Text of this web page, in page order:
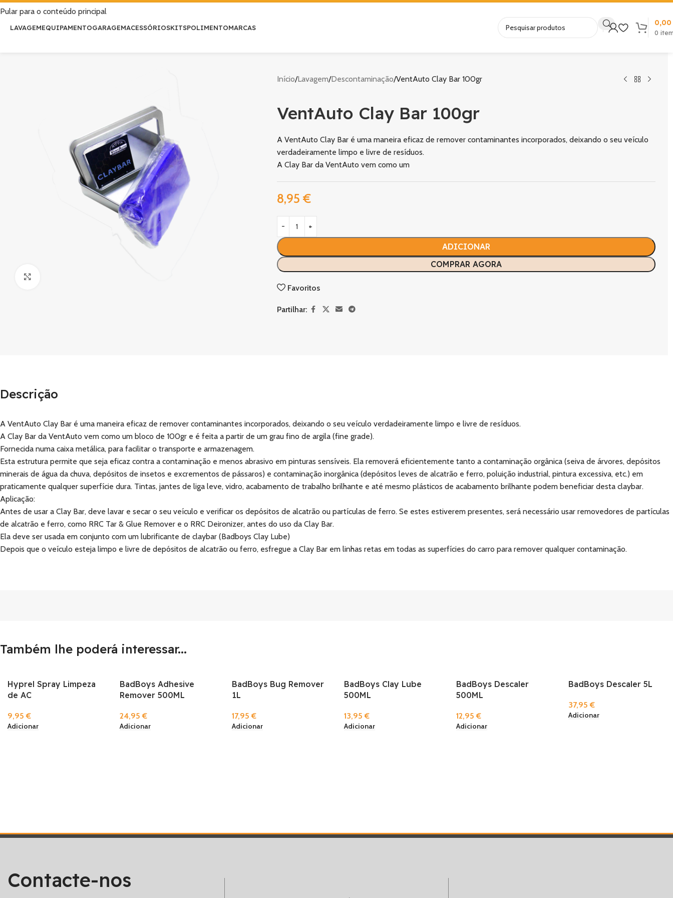
Pular para o conteúdo principal
LAVAGEMEQUIPAMENTOGARAGEMACESSÓRIOSKITSPOLIMENTOMARCAS
0
0,00
Início Lavagem Descontaminação VentAuto Clay Bar 100gr
VentAuto Clay Bar 100gr
A VentAuto Clay Bar é uma maneira eficaz de remover contaminantes incorporados, deixando o seu veículo
verdadeiramente limpo e livre de resíduos.
A Clay Bar da VentAuto vem como um
8,95 €
ADICIONAR
COMPRAR AGORA
Favoritos
Partilhar:
Descrição
A VentAuto Clay Bar é uma maneira eficaz de remover contaminantes incorporados, deixando o seu veículo verdadeiramente limpo e livre de resíduos.
A Clay Bar da VentAuto vem como um bloco de 100gr e é feita a partir de um grau fino de argila (fine grade).
Fornecida numa caixa metálica, para facilitar o transporte e armazenagem.
Esta estrutura permite que seja eficaz contra a contaminação e menos abrasivo em pinturas sensíveis. Ela removerá eficientemente tanto a contaminação orgânica (seiva de árvores, depósitos
minerais de água da chuva, depósitos de insetos e excrementos de pássaros) e contaminação inorgânica (depósitos leves de alcatrão e ferro, poluição industrial, pintura excessiva, etc.) em
praticamente qualquer superfície dura. Tintas, jantes de liga leve, vidro, acabamento de trabalho brilhante e até mesmo plásticos de acabamento brilhante podem beneficiar desta claybar.
Aplicação:
Antes de usar a Clay Bar, deve lavar e secar o seu veículo e verificar os depósitos de alcatrão ou partículas de ferro. Se estes estiverem presentes, será necessário usar removedores de partículas
de alcatrão e ferro, como RRC Tar & Glue Remover e o RRC Deironizer, antes do uso da Clay Bar.
Ela deve ser usada em conjunto com um lubrificante de claybar (Badboys Clay Lube)
Depois que o veículo esteja limpo e livre de depósitos de alcatrão ou ferro, esfregue a Clay Bar em linhas retas em todas as superfícies do carro para remover qualquer contaminação.
Também lhe poderá interessar...
Hyprel Spray Limpeza
de AC
9,95€
Adicionar
BadBoys Adhesive
Remover 500ML
24,95€
Adicionar
BadBoys Bug Remover
1L
17,95€
Adicionar
BadBoys Clay Lube
500ML
13,95€
Adicionar
BadBoys Descaler
500ML
12,95€
Adicionar
BadBoys Descaler 5L
37,95€
Adicionar
Contacte-nos